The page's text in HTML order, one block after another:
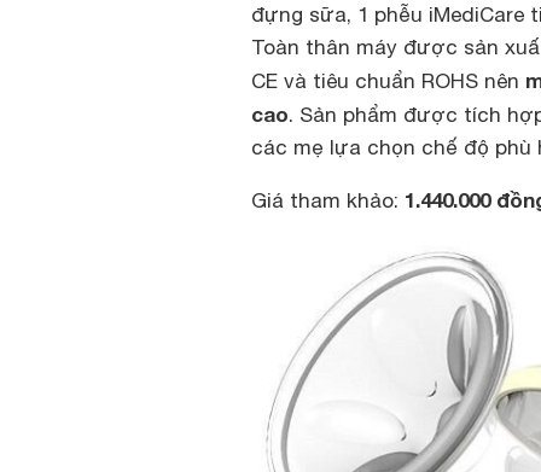
đựng sữa, 1 phễu iMediCare
Toàn thân máy được sản
CE và tiêu chuẩn ROHS nên
cao. Sản phẩm được tích
các mẹ lựa chọn chế độ phù
Giá tham khảo: 1.440.000